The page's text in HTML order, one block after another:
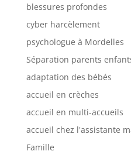
blessures profondes
cyber harcèlement
psychologue à Mordelles
Séparation parents
adaptation des bébés
accueil en crèches
accueil en multi-accueils
accueil chez l'assistante
Famille